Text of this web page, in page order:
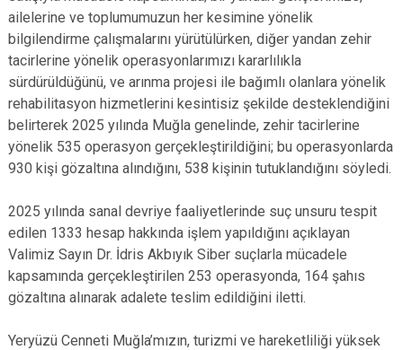
ailelerine ve toplumumuzun her kesimine yönelik
bilgilendirme çalışmalarını yürütülürken, diğer yandan zehir
tacirlerine yönelik operasyonlarımızı kararlılıkla
sürdürüldüğünü, ve arınma projesi ile bağımlı olanlara yönelik
rehabilitasyon hizmetlerini kesintisiz şekilde desteklendiğini
belirterek 2025 yılında Muğla genelinde, zehir tacirlerine
yönelik 535 operasyon gerçekleştirildiğini; bu operasyonlarda
930 kişi gözaltına alındığını, 538 kişinin tutuklandığını söyledi.
2025 yılında sanal devriye faaliyetlerinde suç unsuru tespit
edilen 1333 hesap hakkında işlem yapıldığını açıklayan
Valimiz Sayın Dr. İdris Akbıyık Siber suçlarla mücadele
kapsamında gerçekleştirilen 253 operasyonda, 164 şahıs
gözaltına alınarak adalete teslim edildiğini iletti.
Yeryüzü Cenneti Muğla’mızın, turizmi ve hareketliliği yüksek